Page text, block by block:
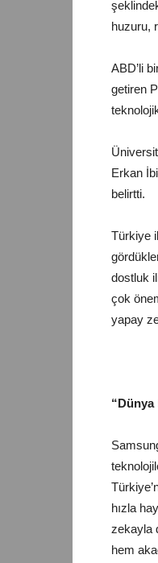
huzuru,
ABD’li
getiren
Erkan
belirtti.
Türkiye
dostluk
çok
yapay
hızla
zekayla
hem